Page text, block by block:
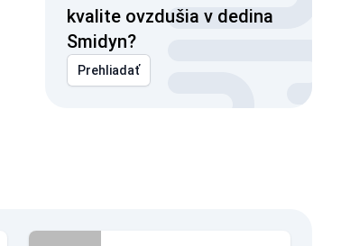
kvalite ovzdušia v dedina
Smidyn?
Prehliadať